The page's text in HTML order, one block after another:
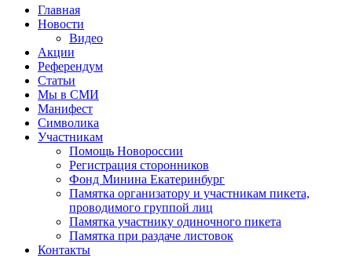
Главная
Новости
Видео
Акции
Референдум
Статьи
Мы в СМИ
Манифест
Символика
Участникам
Помощь Новороссии
Регистрация сторонников
Фонд Минина Екатеринбург
Памятка организатору и участникам пикета,
проводимого группой лиц
Памятка участнику одиночного пикета
Памятка при раздаче листовок
Контакты